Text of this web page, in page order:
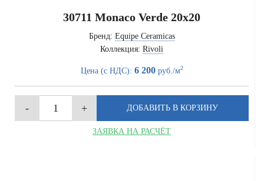
30711 Monaco Verde 20x20
Бренд: Equipe Ceramicas
Коллекция: Rivoli
Цена (с НДС): 6 200руб./м2
ЗАЯВКА НА РАСЧЁТ